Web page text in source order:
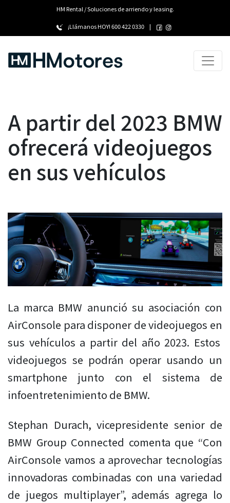
HM Rental / Soluciones de arriendo y leasing.
¡Llámanos HOY!600 422 0330 |
A partir del 2023 BMW
ofrecerá videojuegos
en sus vehículos
La marca BMW anunció su asociación con
AirConsole para disponer de videojuegos en
sus vehículos a partir del año 2023. Estos
videojuegos se podrán operar usando un
smartphone junto con el sistema de
infoentretenimiento de BMW.
Stephan Durach, vicepresidente senior de
BMW Group Connected comenta que “Con
AirConsole vamos a aprovechar tecnologías
innovadoras combinadas con una variedad
de juegos multiplayer”, además agrega lo